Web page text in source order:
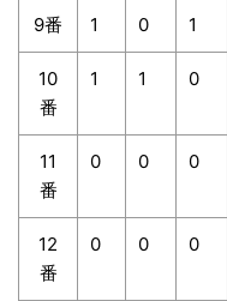
9番 1 0 1
10
番
1 1 0
11
番
0 0 0
12
番
0 0 0